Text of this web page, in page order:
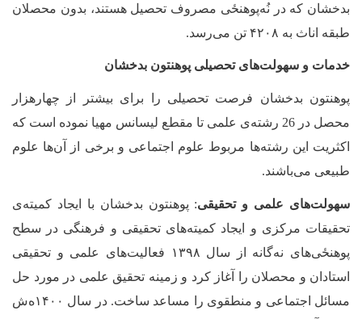
بدخشان که در نُه‌پوهنځی مصروف تحصیل هستند، بدون محصلان
طبقه اناث به ۴۲۰۸ تن می‌رسد.
خدمات و سهولت‌های تحصیلی پوهنتون بدخشان
پوهنتون بدخشان فرصت تحصیلی را برای بیشتر از چهارهزار
محصل در 26 رشته‌ی علمی تا مقطع لیسانس مهیا نموده است که
اکثریت این رشته‌‌ها مربوط علوم اجتماعی و برخی از آنها علوم
طبیعی می‌باشند.
سهولت‌های علمی و تحقیقی: پوهنتون بدخشان با ایجاد کمیته‌ی
تحقیقات مرکزی و ایجاد کمیته‌های تحقیقی و فرهنگی در سطح
‌پوهنځی‌های نه‌گانه از سال ۱۳۹۸ فعالیت‌های علمی و تحقیقی
استادان و محصلان را آغاز کرد و زمینه تحقیق علمی در مورد حل
مسائل اجتماعی و منطقوی را مساعد ساخت. در سال ۱۴۰۰ه‌ش